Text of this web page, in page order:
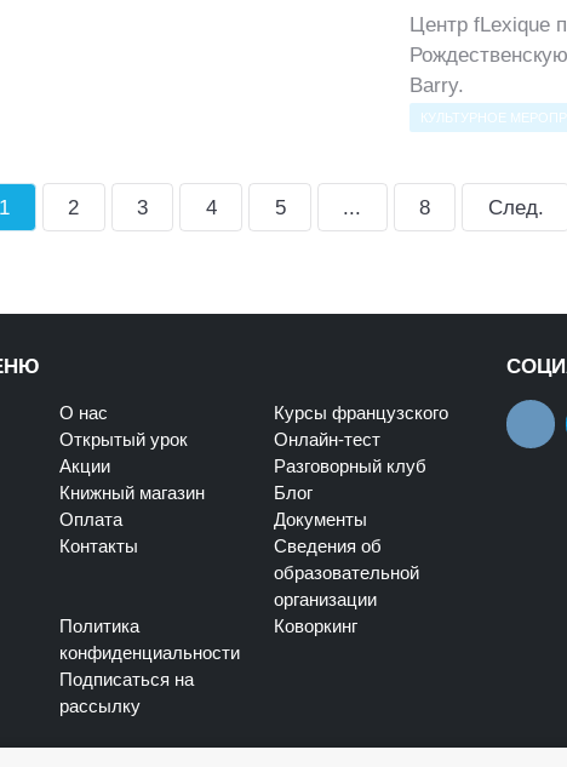
Центр fLexique
Barry.
КУЛЬТУРНОЕ
1 2 3 4 5 ... 8 След.
О нас
Курсы французского
Открытый урок
Онлайн-тест
Акции
Разговорный клуб
Книжный магазин
Блог
Оплата
Документы
Контакты
Сведения об
образовательной
организации
Политика
конфиденциальности
Коворкинг
Подписаться на
рассылку